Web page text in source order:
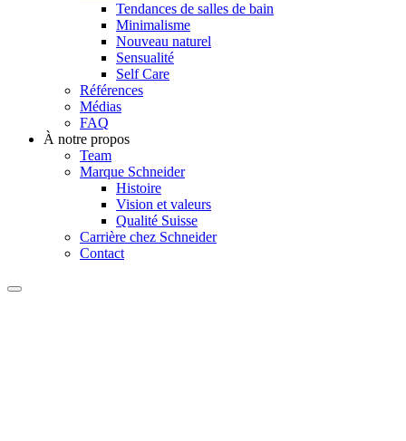
Tendances de salles de bain
Minimalisme
Nouveau naturel
Sensualité
Self Care
Références
Médias
FAQ
À notre propos
Team
Marque Schneider
Histoire
Vision et valeurs
Qualité Suisse
Carrière chez Schneider
Contact